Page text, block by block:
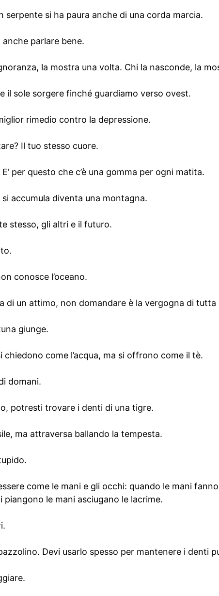
serpente si ha paura anche di una corda marcia.
parlare bene.
la mostra una volta. Chi la nasconde, la
il sole sorgere finché guardiamo verso ovest.
rimedio contro la depressione.
Il tuo stesso cuore.
per questo che c’è una gomma per ogni matita.
accumula diventa una montagna.
stesso, gli altri e il futuro.
conosce l’oceano.
di un attimo, non domandare è la vergogna di tutta
giunge.
chiedono come l’acqua, ma si offrono come il tè.
domani.
potresti trovare i denti di una tigre.
ma attraversa ballando la tempesta.
come le mani e gli occhi: quando le mani
le mani asciugano le lacrime.
Devi usarlo spesso per mantenere i denti